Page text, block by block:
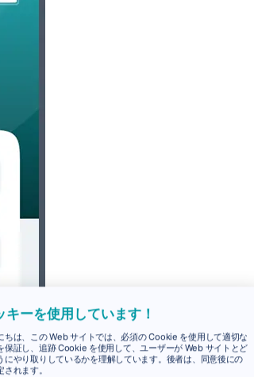
キーを使用しています！
ちは、この Web サイトでは、必須の Cookie を使用して適切な
保証し、追跡 Cookie を使用して、ユーザーが Web サイトとど
にやり取りしているかを理解しています。後者は、同意後にの
されます。